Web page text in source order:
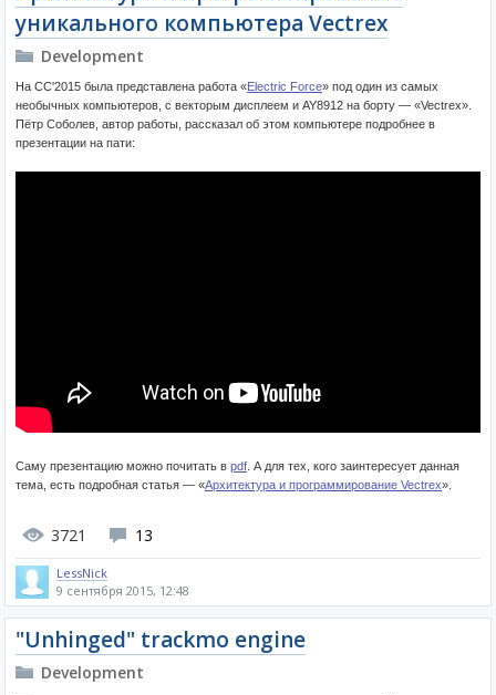
уникального компьютера Vectrex
Development
На CC'2015 была представлена работа «Electric Force» под один из самых
необычных компьютеров, с векторым дисплеем и AY8912 на борту — «Vectrex».
Пётр Соболев, автор работы, рассказал об этом компьютере подробнее в
презентации на пати:
Саму презентацию можно почитать в pdf . А для тех, кого заинтересует данная
тема, есть подробная статья — «Архитектура и программирование Vectrex».
3721 13
LessNick
9 сентября 2015, 12:48
"Unhinged" trackmo engine
Development